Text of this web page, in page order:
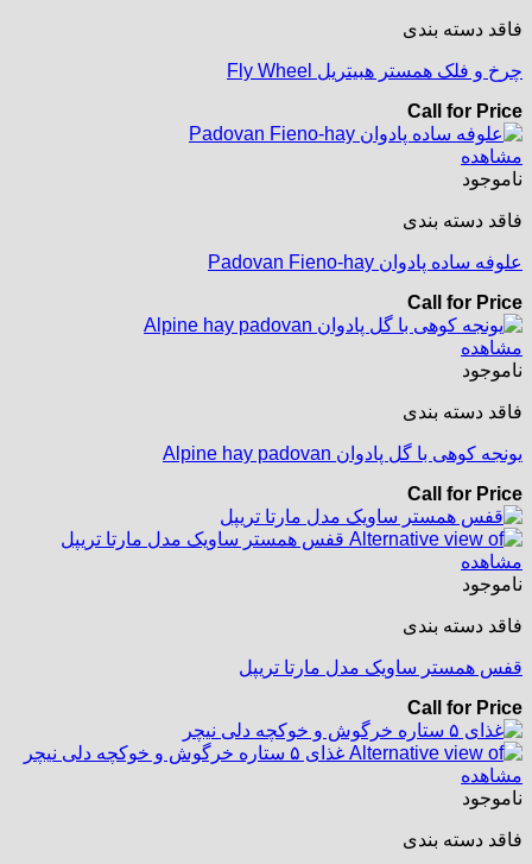
فاقد دسته بندی
چرخ و فلک همستر هبیتریل Fly Wheel
Call for Price
مشاهده
ناموجود
فاقد دسته بندی
علوفه ساده پادوان Padovan Fieno-hay
Call for Price
مشاهده
ناموجود
فاقد دسته بندی
یونجه کوهی با گل پادوان Alpine hay padovan
Call for Price
مشاهده
ناموجود
فاقد دسته بندی
قفس همستر ساویک مدل مارتا تریپل
Call for Price
مشاهده
ناموجود
فاقد دسته بندی